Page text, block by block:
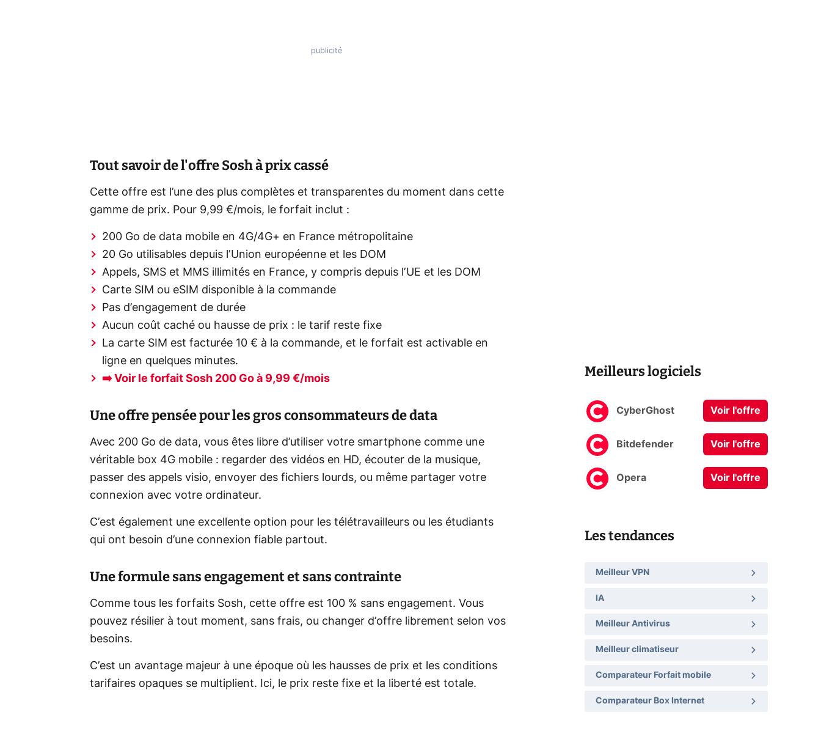
Tout savoir de l'offre Sosh à prix cassé
Cette offre est l’une des plus complètes et transparentes du moment dans cette
gamme de prix. Pour 9,99 €/mois, le forfait inclut :
200 Go de data mobile en 4G/4G+ en France métropolitaine
20 Go utilisables depuis l’Union européenne et les DOM
Appels, SMS et MMS illimités en France, y compris depuis l’UE et les DOM
Carte SIM ou eSIM disponible à la commande
Pas d’engagement de durée
Aucun coût caché ou hausse de prix : le tarif reste fixe
La carte SIM est facturée 10 € à la commande, et le forfait est activable en
ligne en quelques minutes.
➡️ Voir le forfait Sosh 200 Go à 9,99 €/mois
Une offre pensée pour les gros consommateurs de data
Avec 200 Go de data, vous êtes libre d’utiliser votre smartphone comme une
véritable box 4G mobile : regarder des vidéos en HD, écouter de la musique,
passer des appels visio, envoyer des fichiers lourds, ou même partager votre
connexion avec votre ordinateur.
C’est également une excellente option pour les télétravailleurs ou les étudiants
qui ont besoin d’une connexion fiable partout.
Une formule sans engagement et sans contrainte
Comme tous les forfaits Sosh, cette offre est 100 % sans engagement. Vous
pouvez résilier à tout moment, sans frais, ou changer d’offre librement selon vos
besoins.
C’est un avantage majeur à une époque où les hausses de prix et les conditions
tarifaires opaques se multiplient. Ici, le prix reste fixe et la liberté est totale.
Meilleurs logiciels
CyberGhost Voir l'offre
Bitdefender Voir l'offre
Opera Voir l'offre
Les tendances
Meilleur VPN
IA
Meilleur Antivirus
Meilleur climatiseur
Comparateur Forfait mobile
Comparateur Box Internet